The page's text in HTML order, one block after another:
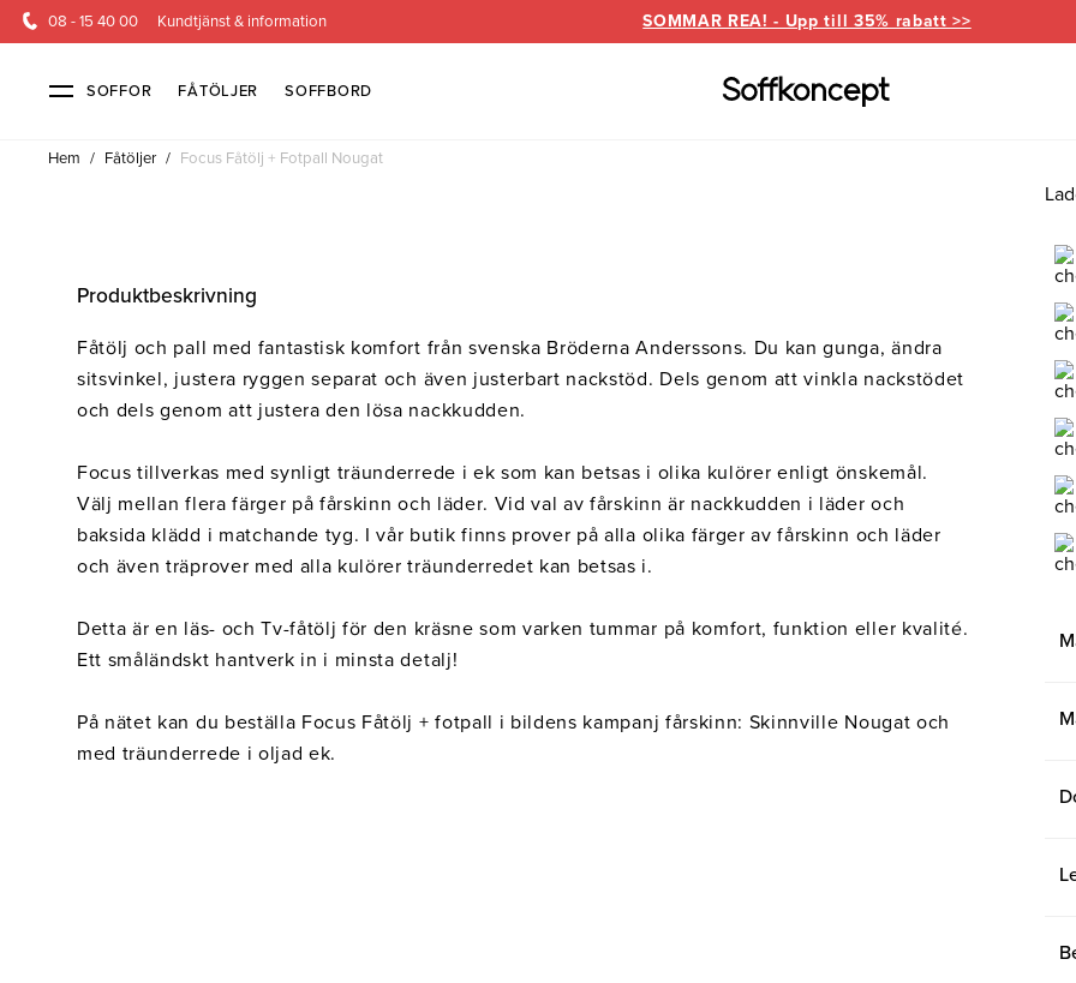
08 - 15 40 00 Kundtjänst & information SOMMAR REA! - Upp till 35% rabatt >>
SOFFOR FÅTÖLJER SOFFBORD
4-sits soffor
Bäddsoffor
Hörnsoffor
Lagersoffor
Modulsoffor
Sammetssoffor
Soffor med divan
Bellus
Ermatiko
Belysning Mattor Soffbord
Finansiering
Öppetköp & ångerrätt
Hem / Fåtöljer / Focus Fåtölj + Fotpall Nougat
Produktbeskrivning
Fåtölj och pall med fantastisk komfort från svenska Bröderna Anderssons. Du kan gunga, ändra
sitsvinkel, justera ryggen separat och även justerbart nackstöd. Dels genom att vinkla nackstödet
och dels genom att justera den lösa nackkudden.
Focus tillverkas med synligt träunderrede i ek som kan betsas i olika kulörer enligt önskemål.
Välj mellan flera färger på fårskinn och läder. Vid val av fårskinn är nackkudden i läder och
baksida klädd i matchande tyg. I vår butik finns prover på alla olika färger av fårskinn och läder
och även träprover med alla kulörer träunderredet kan betsas i.
Detta är en läs- och Tv-fåtölj för den kräsne som varken tummar på komfort, funktion eller kvalité.
Ett småländskt hantverk in i minsta detalj!
På nätet kan du beställa Focus Fåtölj + fotpall i bildens kampanj fårskinn: Skinnville Nougat och
med träunderrede i oljad ek.